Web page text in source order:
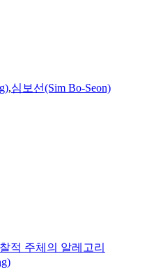
),심보선(Sim Bo-Seon)
적 주체의 알레고리
)